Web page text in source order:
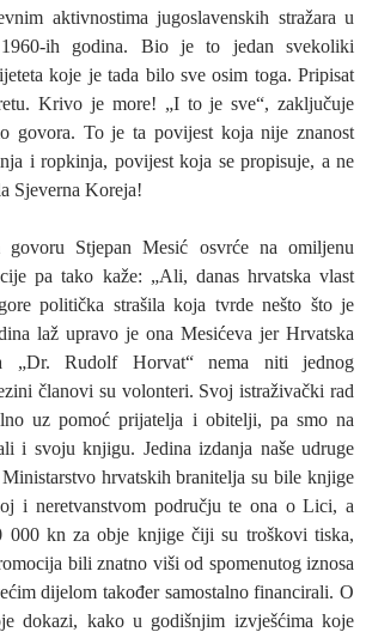
aktivnostima jugoslavenskih stražara u
1960-ih godina. Bio je to jedan svekoliki
koje je tada bilo sve osim toga. Pripisat
Krivo je more! „I to je sve“, zaključuje
govora. To je ta povijest koja nije znanost
i ropkinja, povijest koja se propisuje, a ne
Sjeverna Koreja!
Stjepan Mesić osvrće na omiljenu
pa tako kaže: „Ali, danas hrvatska vlast
politička strašila koja tvrde nešto što je
laž upravo je ona Mesićeva jer Hrvatska
„Dr. Rudolf Horvat“ nema niti jednog
članovi su volonteri. Svoj istraživački rad
uz pomoć prijatelja i obitelji, pa smo na
i svoju knjigu. Jedina izdanja naše udruge
hrvatskih branitelja su bile knjige
i neretvanstvom području te ona o Lici, a
000 kn za obje knjige čiji su troškovi tiska,
bili znatno viši od spomenutog iznosa
dijelom također samostalno financirali. O
dokazi, kako u godišnjim izvješćima koje